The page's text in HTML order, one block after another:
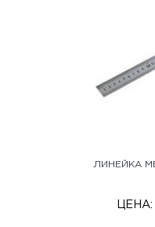
ЛИНЕЙКА
ЦЕНА: